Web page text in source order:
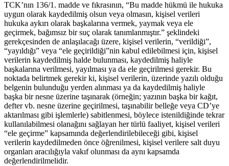
TCK’nın 136/1. madde ve fıkrasının, “Bu madde hükmü ile hukuka
uygun olarak kaydedilmiş olsun veya olmasın, kişisel verileri
hukuka aykırı olarak başkalarına vermek, yaymak veya ele
geçirmek, bağımsız bir suç olarak tanımlanmıştır.” şeklindeki
gerekçesinden de anlaşılacağı üzere, kişisel verilerin, “verildiği”,
“yayıldığı” veya “ele geçirildiği”nin kabul edilebilmesi için, kişisel
verilerin kaydedilmiş halde bulunması, kaydedilmiş haliyle
başkalarına verilmesi, yayılması ya da ele geçirilmesi gerekir. Bu
noktada belirtmek gerekir ki, kişisel verilerin, üzerinde yazılı olduğu
belgenin bulunduğu yerden alınması ya da kaydedilmiş haliyle
başka bir nesne üzerine taşınarak (örneğin; yazının başka bir kağıt,
defter vb. nesne üzerine geçirilmesi, taşınabilir belleğe veya CD’ye
aktarılması gibi işlemlerle) sabitlenmesi, böylece istenildiğinde tekrar
kullanılabilmesi olanağını sağlayan her türlü faaliyet, kişisel verileri
“ele geçirme” kapsamında değerlendirilebileceği gibi, kişisel
verilerin kaydedilmeden önce öğrenilmesi, kişisel verilere salt duyu
organları aracılığıyla vakıf olunması da aynı kapsamda
değerlendirilmelidir.